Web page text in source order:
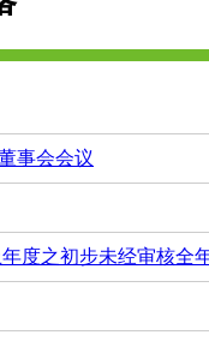
事会会议
年度之初步未经审核全